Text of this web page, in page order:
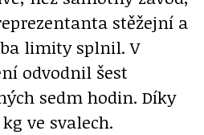
stěžejní a
limity splnil. V
odvodnil šest
sedm hodin. Díky
ve svalech.